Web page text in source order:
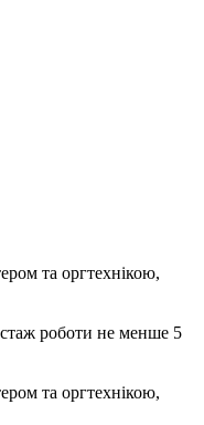
та оргтехнікою,
роботи не менше 5
та оргтехнікою,